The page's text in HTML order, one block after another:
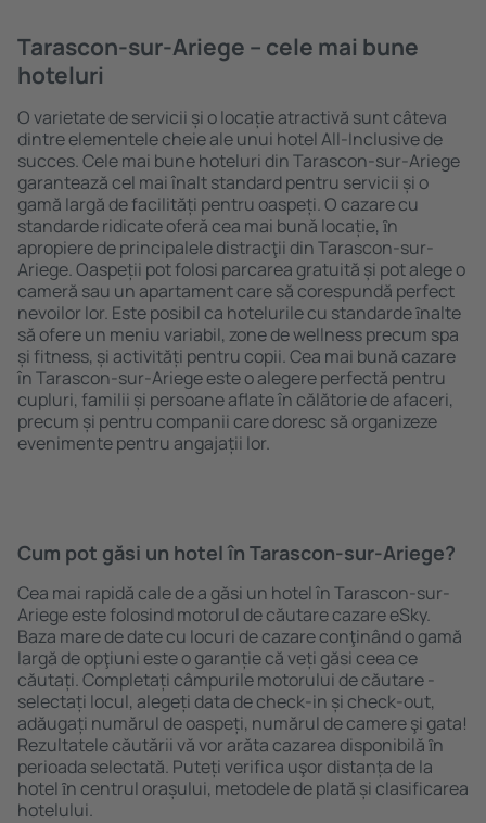
Tarascon-sur-Ariege – cele mai bune
hoteluri
O varietate de servicii și o locație atractivă sunt câteva
dintre elementele cheie ale unui hotel All-Inclusive de
succes. Cele mai bune hoteluri din Tarascon-sur-Ariege
garantează cel mai înalt standard pentru servicii și o
gamă largă de facilități pentru oaspeți. O cazare cu
standarde ridicate oferă cea mai bună locație, ȋn
apropiere de principalele distracţii din Tarascon-sur-
Ariege. Oaspeții pot folosi parcarea gratuită și pot alege o
cameră sau un apartament care să corespundă perfect
nevoilor lor. Este posibil ca hotelurile cu standarde ȋnalte
să ofere un meniu variabil, zone de wellness precum spa
și fitness, și activități pentru copii. Cea mai bună cazare
în Tarascon-sur-Ariege este o alegere perfectă pentru
cupluri, familii și persoane aflate în călătorie de afaceri,
precum și pentru companii care doresc să organizeze
evenimente pentru angajații lor.
Cum pot găsi un hotel în Tarascon-sur-Ariege?
Cea mai rapidă cale de a găsi un hotel în Tarascon-sur-
Ariege este folosind motorul de căutare cazare eSky.
Baza mare de date cu locuri de cazare conţinând o gamă
largă de opţiuni este o garanție că veți găsi ceea ce
căutați. Completați câmpurile motorului de căutare -
selectați locul, alegeți data de check-in și check-out,
adăugați numărul de oaspeți, numărul de camere şi gata!
Rezultatele căutării vă vor arăta cazarea disponibilă ȋn
perioada selectată. Puteți verifica uşor distanța de la
hotel ȋn centrul orașului, metodele de plată și clasificarea
hotelului.